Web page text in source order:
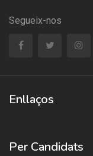
Segueix-nos
Enllaços
Per Candidats